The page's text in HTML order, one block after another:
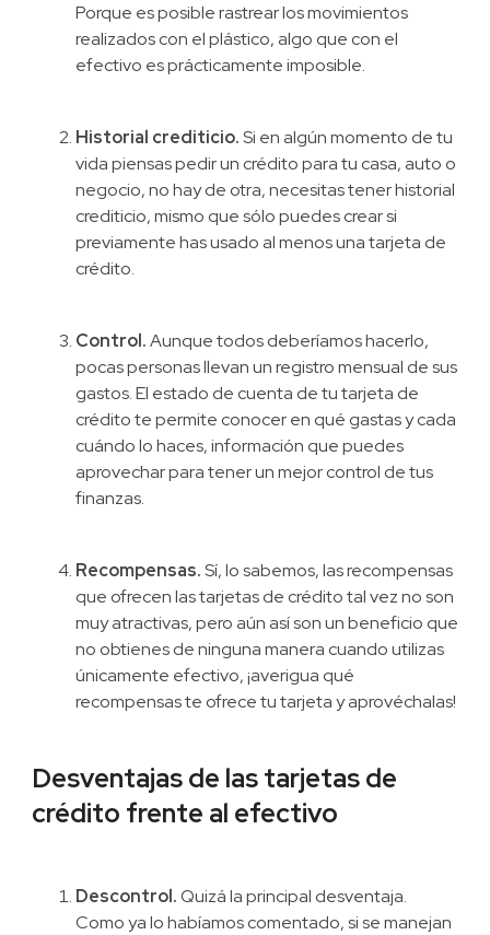
Porque es posible rastrear los movimientos
realizados con el plástico, algo que con el
efectivo es prácticamente imposible.
Historial crediticio.Si en algún momento de tu
vida piensas pedir un crédito para tu casa, auto o
negocio, no hay de otra, necesitas tener historial
crediticio, mismo que sólo puedes crear si
previamente has usado al menos una tarjeta de
crédito.
Control.Aunque todos deberíamos hacerlo,
pocas personas llevan un registro mensual de sus
gastos. El estado de cuenta de tu tarjeta de
crédito te permite conocer en qué gastas y cada
cuándo lo haces, información que puedes
aprovechar para tener un mejor control de tus
finanzas.
Recompensas.Sí, lo sabemos, las recompensas
que ofrecen las tarjetas de crédito tal vez no son
muy atractivas, pero aún así son un beneficio que
no obtienes de ninguna manera cuando utilizas
únicamente efectivo, ¡averigua qué
recompensas te ofrece tu tarjeta y aprovéchalas!
Desventajas de las tarjetas de
crédito frente al efectivo
Descontrol.Quizá la principal desventaja.
Como ya lo habíamos comentado, si se manejan